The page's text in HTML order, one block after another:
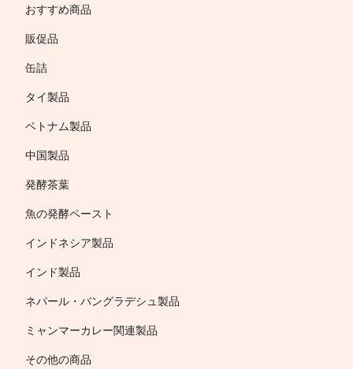
おすすめ商品
販促品
缶詰
タイ製品
ベトナム製品
中国製品
発酵茶葉
魚の発酵ペースト
インドネシア製品
インド製品
ネパール・バングラデシュ製品
ミャンマーカレー関連製品
その他の商品